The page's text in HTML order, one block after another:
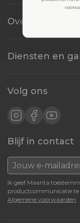
Over ons
Diensten en
Volg ons
Blijf in contact
Ik geef Maanta
productcommunicatie te
Algemene voorwaarden